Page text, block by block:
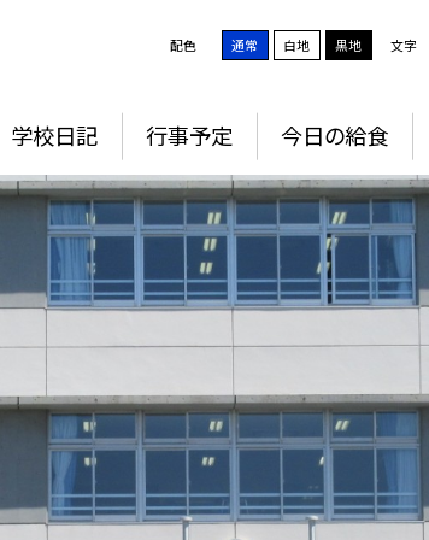
配色 通常 白地 黒地 文字
学校日記 行事予定 今日の給食